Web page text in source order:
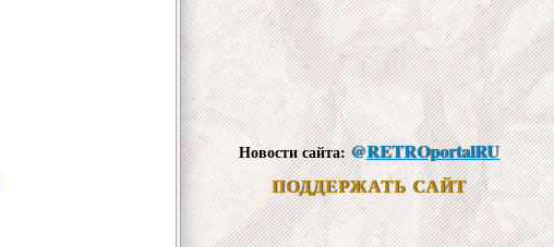
Новости сайта:@RETROportalRU
ПОДДЕРЖАТЬ САЙТ